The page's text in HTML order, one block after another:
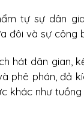
tự sự dân
đôi và sự công
hát dân gian,
phê phán, đả
khác như